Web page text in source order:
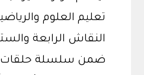
تعليم العلوم
النقاش الرابعة
ضمن سلسلة حلقات